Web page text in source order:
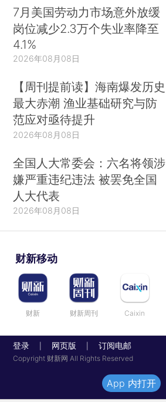
7月美国劳动力市场意外放缓
岗位减少2.3万个失业率降至
4.1%
2026年08月08日
【周刊提前读】海南爆发历史
最大赤潮 渔业基础研究与防
范应对亟待提升
2026年08月08日
全国人大常委会：六名将领涉
嫌严重违纪违法 被罢免全国
人大代表
2026年08月08日
财新移动
财新 财新周刊 Caixin
登录 网页版 订阅电邮
Copyright 财新网 All Rights Reserved
App 内打开